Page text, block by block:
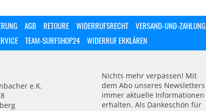
AGB RETOURE WIDERRUFSRECHT VERSAND-UND-ZAHLUNG
TEAM-SURFSHOP24 WIDERRUF ERKLÄREN
e.K.
Nichts mehr verpassen! Mit
dem Abo unseres Newsletters
immer aktuelle Informationen
erhalten. Als Dankeschön für